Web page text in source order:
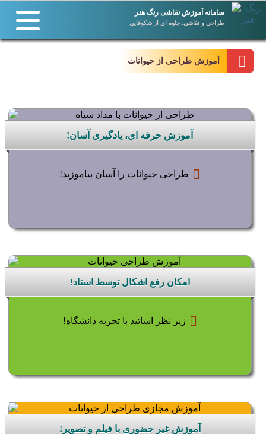
سامانه آموزش نقاشی رنگ هنر
طراحی و نقاشی، جلوه ای از شکوفایی
آموزش طراحی از حیوانات
آموزش حرفه ای، یادگیری آسان!
طراحی حیوانات را آسان بیاموزید!
امکان رفع اشکال توسط استاد!
زیر نظر اساتید با تجربه دانشگاه!
آموزش غیر حضوری با فیلم و تصویر!